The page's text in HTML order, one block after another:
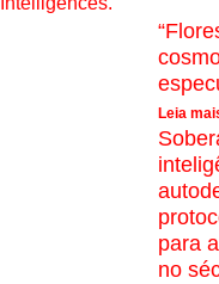
Leia
para
no